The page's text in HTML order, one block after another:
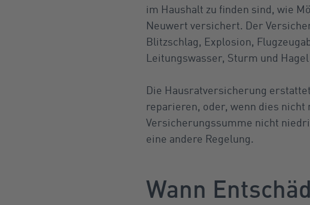
im Haushalt zu finden sind, wie
Neuwert versichert. Der
Blitzschlag, Explosion,
Leitungswasser, Sturm und
Die Hausratversicherung
reparieren, oder, wenn dies
Versicherungssumme nicht
eine andere Regelung.
Wann